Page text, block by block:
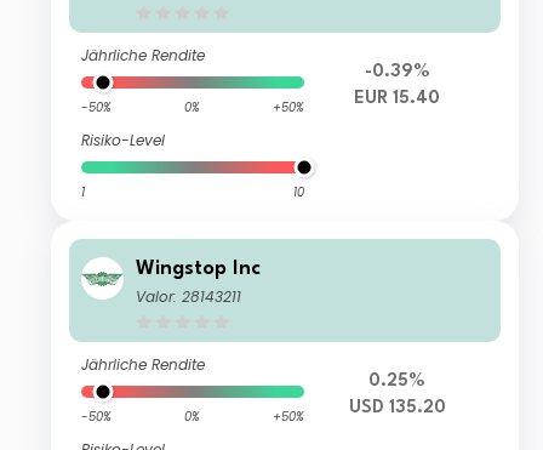
Jährliche Rendite
-50% 0% +50%
Risiko-Level
1 10
-0.39%
EUR 15.40
Wingstop Inc
Valor: 28143211
Jährliche Rendite
-50% 0% +50%
0.25%
USD 135.20